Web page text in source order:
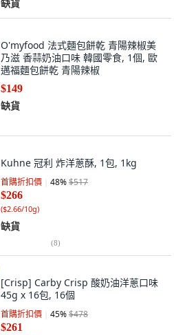
缺貨
O'myfood 法式麵包餅乾 青陽辣椒美
乃滋 香蒜奶油口味 韓國零食, 1個, 歐
邁福麵包餅乾 青陽辣椒
$149
缺貨
Kuhne 冠利 炸洋蔥酥, 1包, 1kg
首購折扣價 48%$517
$266
($2.66/10g)
缺貨
(8)
[Crisp] Carby Crisp 酸奶油洋蔥口味
45g x 16包, 16個
首購折扣價 45%$478
$261